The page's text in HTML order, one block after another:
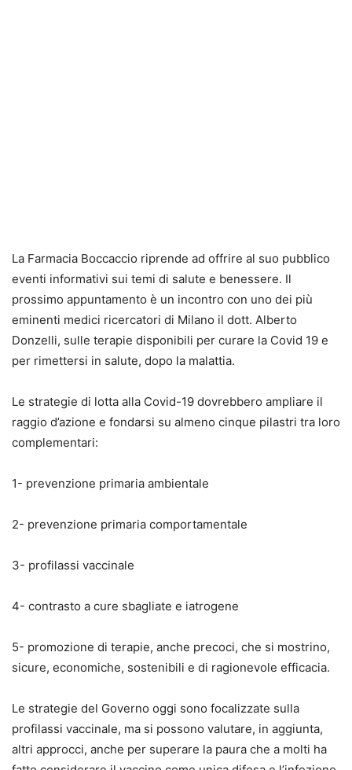
La Farmacia Boccaccio riprende ad offrire al suo pubblico
eventi informativi sui temi di salute e benessere. Il
prossimo appuntamento è un incontro con uno dei più
eminenti medici ricercatori di Milano il dott. Alberto
Donzelli, sulle terapie disponibili per curare la Covid 19 e
per rimettersi in salute, dopo la malattia.
Le strategie di lotta alla Covid-19 dovrebbero ampliare il
raggio d’azione e fondarsi su almeno cinque pilastri tra loro
complementari:
1- prevenzione primaria ambientale
2- prevenzione primaria comportamentale
3- profilassi vaccinale
4- contrasto a cure sbagliate e iatrogene
5- promozione di terapie, anche precoci, che si mostrino,
sicure, economiche, sostenibili e di ragionevole efficacia.
Le strategie del Governo oggi sono focalizzate sulla
profilassi vaccinale, ma si possono valutare, in aggiunta,
altri approcci, anche per superare la paura che a molti ha